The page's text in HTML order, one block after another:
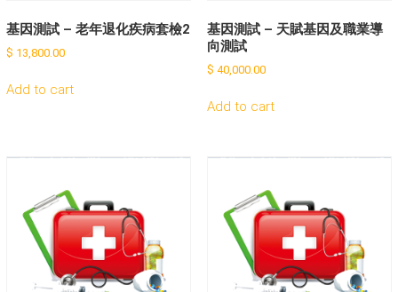
基因測試 – 老年退化疾病套檢2
$ 13,800.00
Add to cart
基因測試 – 天賦基因及職業導
向測試
$ 40,000.00
Add to cart